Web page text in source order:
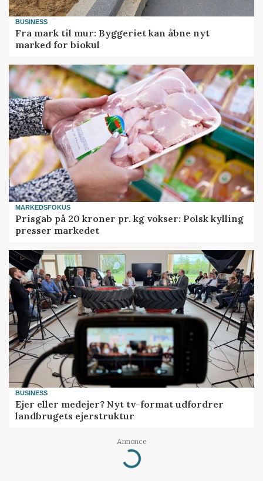
BUSINESS
Fra mark til mur: Byggeriet kan åbne nyt
marked for biokul
MARKEDSFOKUS
Prisgab på 20 kroner pr. kg vokser: Polsk kylling
presser markedet
BUSINESS
Ejer eller medejer? Nyt tv-format udfordrer
landbrugets ejerstruktur
Annonce
Loading...